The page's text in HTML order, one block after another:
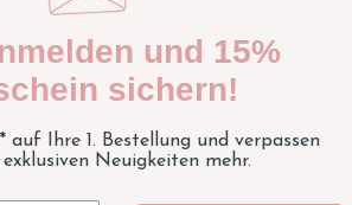
und 15%
sichern!
auf Ihre 1. Bestellung und verpassen
exklusiven Neuigkeiten mehr.